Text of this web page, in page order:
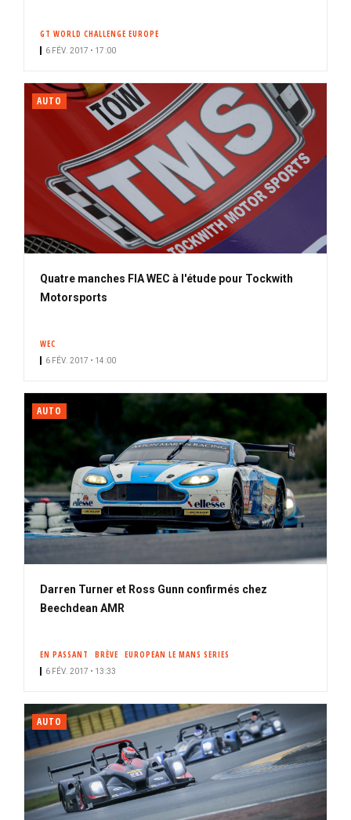
GT WORLD CHALLENGE EUROPE
6 FÉV. 2017 • 17:00
AUTO
Quatre manches FIA WEC à l'étude pour Tockwith
Motorsports
WEC
6 FÉV. 2017 • 14:00
AUTO
Darren Turner et Ross Gunn confirmés chez
Beechdean AMR
EN PASSANT BRÈVE EUROPEAN LE MANS SERIES
6 FÉV. 2017 • 13:33
AUTO